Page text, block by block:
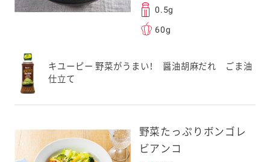
るとアクセス
スマートフォン
メールをお送りい
のメールアドレス
」を受信を許可
ドメイン指定受信
します。
0.5g
60g
キユーピー 野菜がうまい！ 醤油胡麻だれ ごま油
仕立て
野菜たっぷりボンゴレ
ビアンコ